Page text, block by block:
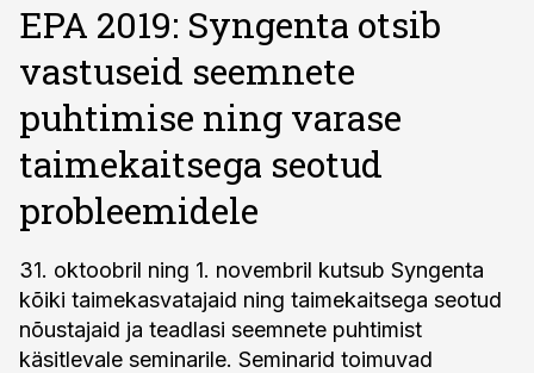
EPA 2019: Syngenta otsib
vastuseid seemnete
puhtimise ning varase
taimekaitsega seotud
probleemidele
31. oktoobril ning 1. novembril kutsub Syngenta
kõiki taimekasvatajaid ning taimekaitsega seotud
nõustajaid ja teadlasi seemnete puhtimist
käsitlevale seminarile. Seminarid toimuvad